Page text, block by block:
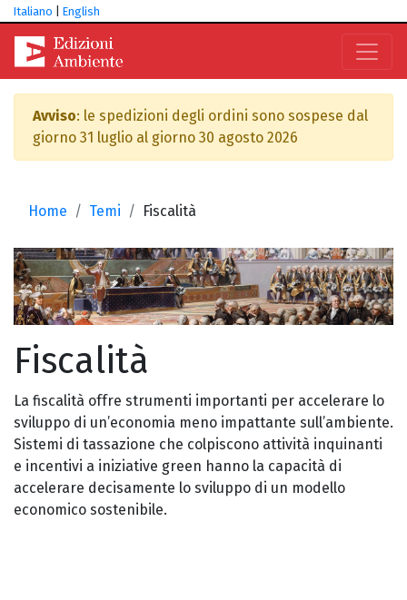
Italiano English
Avviso: le spedizioni degli ordini sono sospese dal
giorno 31 luglio al giorno 30 agosto 2026
Home Temi Fiscalità
Fiscalità
La fiscalità offre strumenti importanti per accelerare lo
sviluppo di un’economia meno impattante sull’ambiente.
Sistemi di tassazione che colpiscono attività inquinanti
e incentivi a iniziative green hanno la capacità di
accelerare decisamente lo sviluppo di un modello
economico sostenibile.